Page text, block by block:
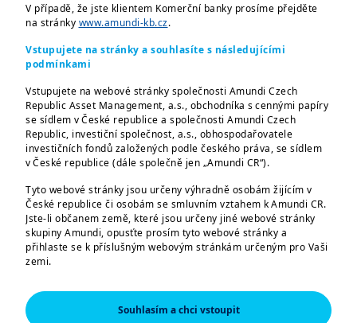
V případě, že jste klientem Komerční banky prosíme přejděte
na stránky www.amundi-kb.cz.
Vstupujete na stránky a souhlasíte s následujícími
podmínkami
Vstupujete na webové stránky společnosti Amundi Czech
Republic Asset Management, a.s., obchodníka s cennými papíry
se sídlem v České republice a společnosti Amundi Czech
Republic, investiční společnost, a.s., obhospodařovatele
investičních fondů založených podle českého práva, se sídlem
v České republice (dále společně jen „Amundi CR“).
Tyto webové stránky jsou určeny výhradně osobám žijícím v
České republice či osobám se smluvním vztahem k Amundi CR.
Jste-li občanem země, které jsou určeny jiné webové stránky
skupiny Amundi, opusťte prosím tyto webové stránky a
přihlaste se k příslušným webovým stránkám určeným pro Vaši
zemi.
Tyto webové stránky jsou určeny výhradně k poskytování
informací o společnostech Amundi CR a skupině Amundi a o
produktech schválených pro trh v České republice. Informace o
Souhlasím a chci vstoupit
podívejte se na 4 klíčová témata, která
podle nás budou hýbat finančními trhy:
Pohyby na trhu během léta
Výhled růstu v USA
Aktuální informace o inflaci a
opatřeních centrálních bank
Dopad voleb v USA
Video od Monicy Defend, vedoucí Amundi
Investment Institute: